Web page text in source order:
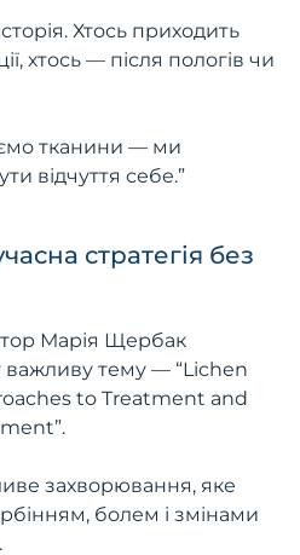
Хтось приходить
хтось — після пологів чи
тканини — ми
відчуття себе.”
стратегія без
Марія Щербак
тему — “Lichen
to Treatment and
захворювання, яке
болем і змінами